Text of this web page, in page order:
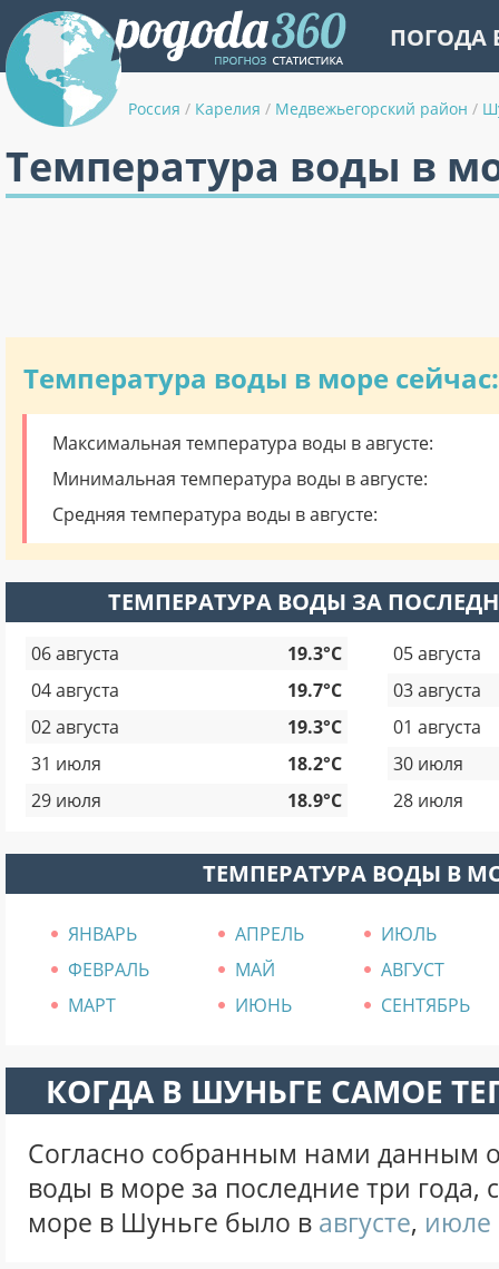
ПОГОДА
Россия / Карелия / Медвежьегорский район /
Температура воды в
Температура воды в море сейчас:
Максимальная температура воды в августе:
Минимальная температура воды в августе:
Средняя температура воды в августе:
ТЕМПЕРАТУРА ВОДЫ ЗА
06 августа 19.3°C
05 августа
04 августа
19.7°C
03 августа
02 августа
19.3°C
01 августа
31 июля
18.2°C
30 июля
29 июля
18.9°C 28 июля
ТЕМПЕРАТУРА ВОДЫ В
ЯНВАРЬ АПРЕЛЬ
ИЮЛЬ
ФЕВРАЛЬ
МАЙ
АВГУСТ
МАРТ
ИЮНЬ СЕНТЯБРЬ
КОГДА В ШУНЬГЕ САМОЕ
Согласно собранным нами данным
воды в море за последние три
море в Шуньге было в августе, июле